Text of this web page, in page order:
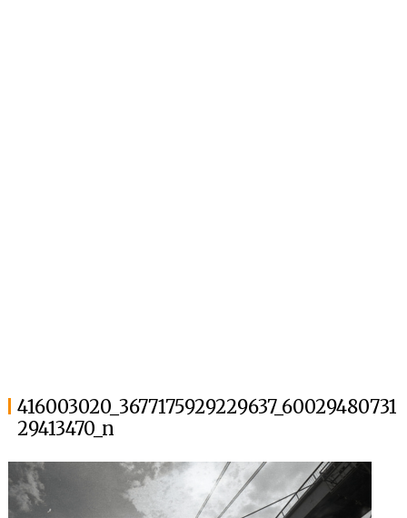
416003020_3677175929229637_60029480731
29413470_n